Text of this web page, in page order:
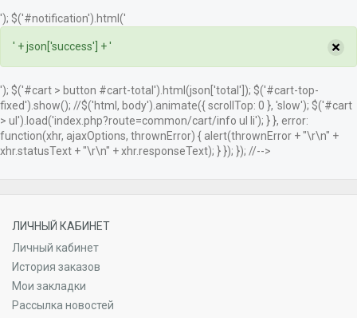
'); $('#notification').html('
' + json['success'] + ' ×
'); $('#cart > button #cart-total').html(json['total']); $('#cart-top-
fixed').show(); //$('html, body').animate({ scrollTop: 0 }, 'slow'); $('#cart
> ul').load('index.php?route=common/cart/info ul li'); } }, error:
function(xhr, ajaxOptions, thrownError) { alert(thrownError + "\r\n" +
xhr.statusText + "\r\n" + xhr.responseText); } }); }); //-->
ЛИЧНЫЙ КАБИНЕТ
Личный кабинет
История заказов
Мои закладки
Рассылка новостей